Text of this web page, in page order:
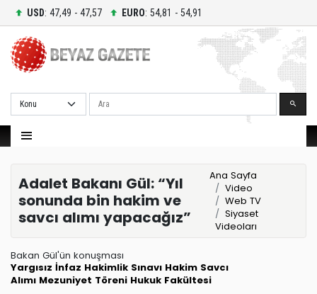
USD: 47,49 - 47,57 EURO: 54,81 - 54,91
Ara
Adalet Bakanı Gül: “Yıl
sonunda bin hakim ve
savcı alımı yapacağız”
Ana Sayfa
Video
Web TV
Siyaset
Videoları
Bakan Gül'ün konuşması
Yargısız İnfaz Hakimlik Sınavı Hakim Savcı
Alımı Mezuniyet Töreni Hukuk Fakültesi